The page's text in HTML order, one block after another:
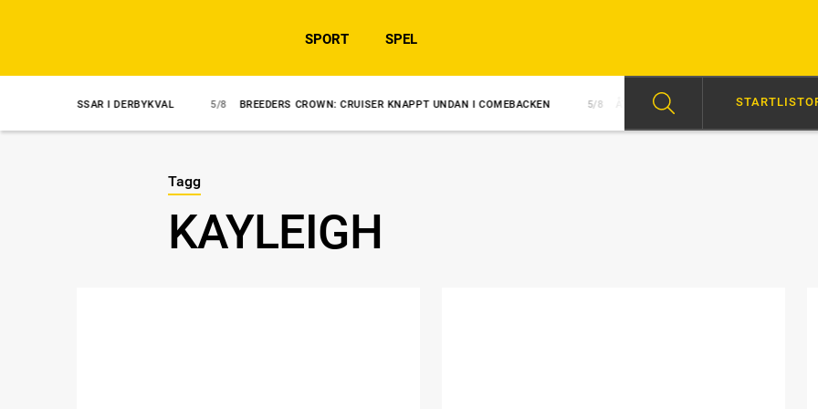
SPORT SPEL
I DERBYKVAL 5/8 BREEDERS CROWN: CRUISER KNAPPT UNDAN I COMEBACKEN 5/8 ÅTTA PINNAR UTANFÖR BANAN I GNT 5/8
Tagg
KAYLEIGH